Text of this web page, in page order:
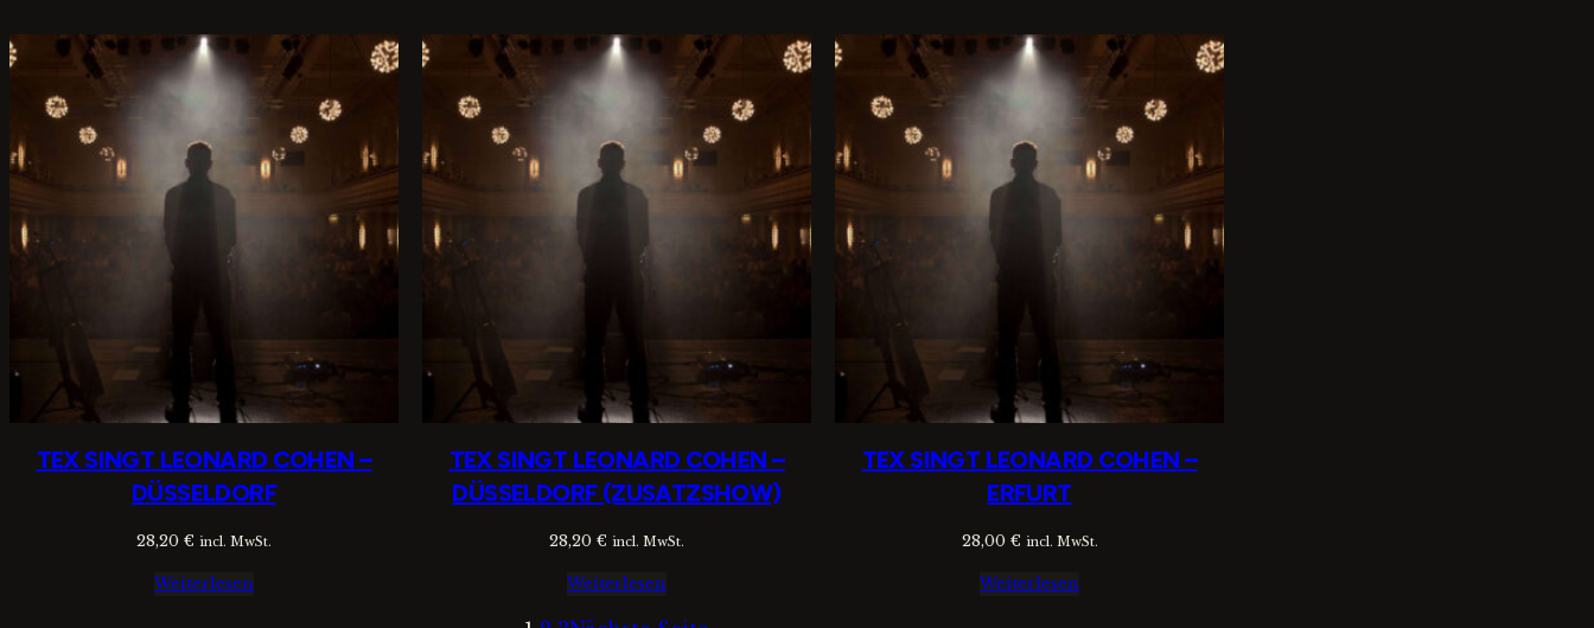
TEX SINGT LEONARD COHEN –
DÜSSELDORF
28,20 € incl. MwSt.
Weiterlesen
TEX SINGT LEONARD COHEN –
DÜSSELDORF (ZUSATZSHOW)
28,20 € incl. MwSt.
Weiterlesen
TEX SINGT LEONARD COHEN –
ERFURT
28,00 € incl. MwSt.
Weiterlesen